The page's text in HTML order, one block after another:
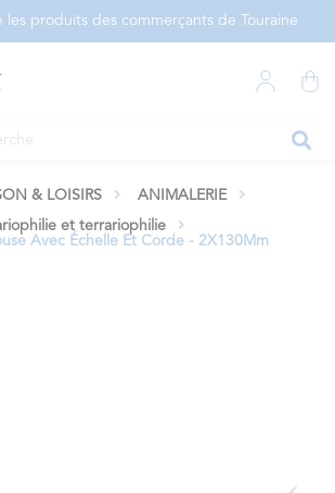
les produits des commerçants de Touraine
& LOISIRS
ANIMALERIE
et terrariophilie
Avec Échelle Et Corde - 2X130Mm
cookies